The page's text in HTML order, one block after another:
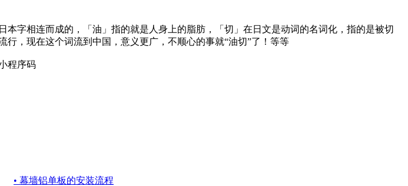
字相连而成的，「油」指的就是人身上的脂肪，「切」在日文是动词的名词化，指的是被切
，现在这个词流到中国，意义更广，不顺心的事就“油切”了！等等
• 幕墙铝单板的安装流程